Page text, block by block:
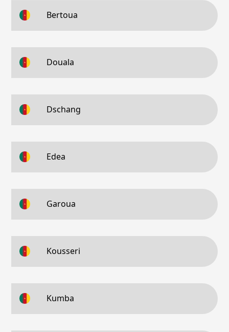
Bertoua
Douala
Dschang
Edea
Garoua
Kousseri
Kumba